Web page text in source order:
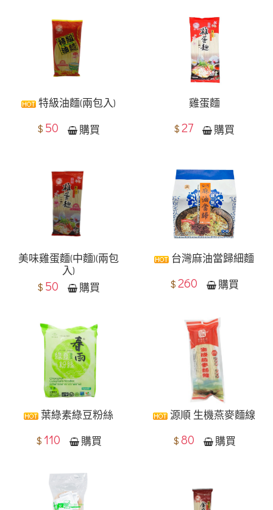
特級油麵(兩包入)
$ 50 購買
雞蛋麵
$27 購買
美味雞蛋麵(中麵)(兩包
入)
$ 50 購買
台灣麻油當歸細麵
$260 購買
葉綠素綠豆粉絲
$ 110 購買
源順 生機燕麥麵線
$80 購買